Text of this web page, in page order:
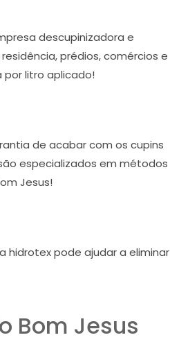
descupinizadora e
prédios, comércios e
por litro aplicado!
de acabar com os cupins
especializados em métodos
Jesus!
hidrotex pode ajudar a eliminar
Bom Jesus